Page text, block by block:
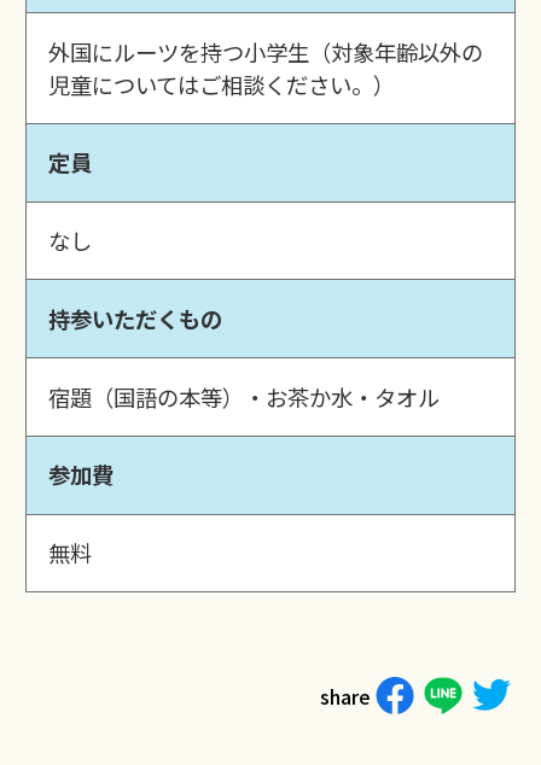
外国にルーツを持つ小学生（対象年齢以外の
児童についてはご相談ください。）
定員
なし
持参いただくもの
宿題（国語の本等）・お茶か水・タオル
参加費
無料
share